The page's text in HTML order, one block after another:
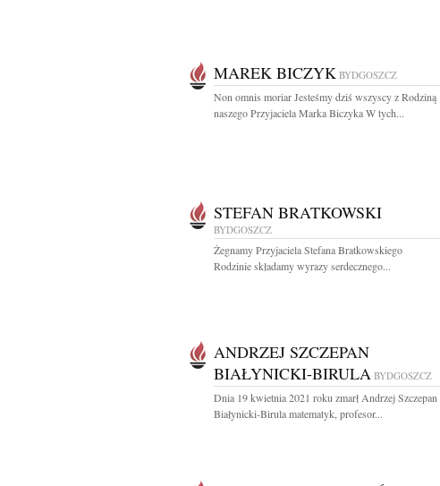
MAREK BICZYK BYDGOSZCZ
Non omnis moriar Jesteśmy dziś wszyscy z Rodziną
naszego Przyjaciela Marka Biczyka W tych...
STEFAN BRATKOWSKI
BYDGOSZCZ
Żegnamy Przyjaciela Stefana Bratkowskiego
Rodzinie składamy wyrazy serdecznego...
ANDRZEJ SZCZEPAN
BIAŁYNICKI-BIRULA BYDGOSZCZ
Dnia 19 kwietnia 2021 roku zmarł Andrzej Szczepan
Białynicki-Birula matematyk, profesor...